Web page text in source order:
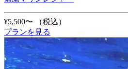
¥5,500〜
（税込）
プランを見る